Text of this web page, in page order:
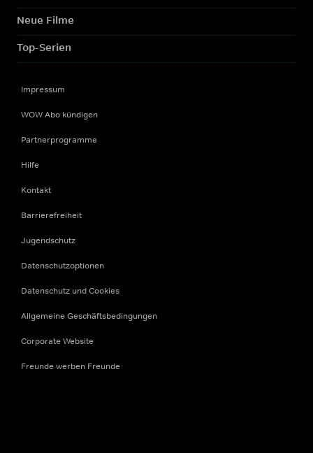
Neue Filme
Top-Serien
Impressum
WOW Abo kündigen
Partnerprogramme
Hilfe
Kontakt
Barrierefreiheit
Jugendschutz
Datenschutzoptionen
Datenschutz und Cookies
Allgemeine Geschäftsbedingungen
Corporate Website
Freunde werben Freunde